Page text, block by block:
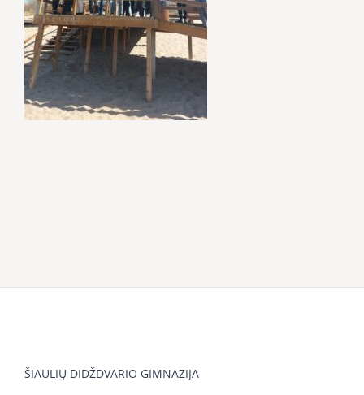
ŠIAULIŲ DIDŽDVARIO GIMNAZIJA